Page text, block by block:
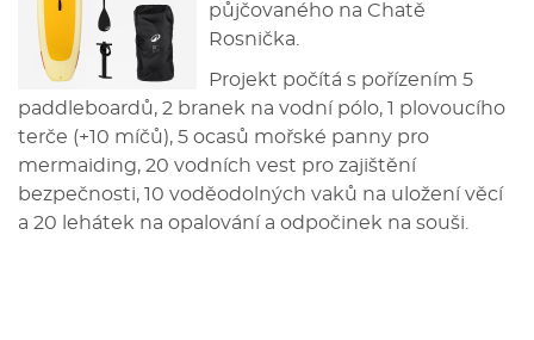
půjčovaného na Chatě
Rosnička.
Projekt počítá s pořízením 5
paddleboardů, 2 branek na vodní pólo, 1 plovoucího
terče (+10 míčů), 5 ocasů mořské panny pro
mermaiding, 20 vodních vest pro zajištění
bezpečnosti, 10 voděodolných vaků na uložení věcí
a 20 lehátek na opalování a odpočinek na souši.